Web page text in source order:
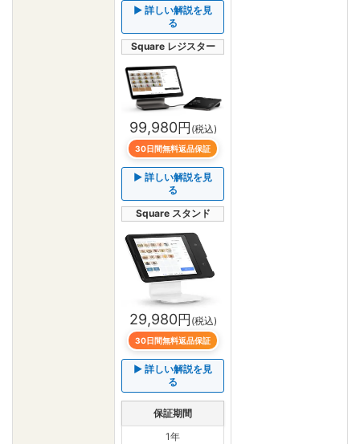
▶ 詳しい解説を見
る
Square レジスター
99,980円 (税込)
30日間無料返品保証
▶ 詳しい解説を見
る
Square スタンド
29,980円 (税込)
30日間無料返品保証
▶ 詳しい解説を見
る
保証期間
1年